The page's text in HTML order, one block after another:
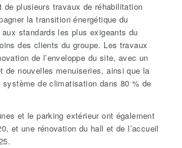
de plusieurs travaux de réhabilitation
la transition énergétique du
standards les plus exigeants du
des clients du groupe. Les travaux
de l’enveloppe du site, avec un
de nouvelles menuiseries, ainsi que la
système de climatisation dans 80 % de
et le parking extérieur ont également
et une rénovation du hall et de l’accueil